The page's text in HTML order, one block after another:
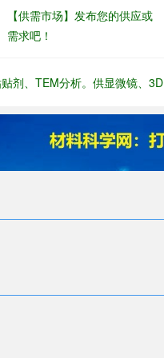
【供需市场】发布您的供应或
需求吧！
剂、TEM分析。供显微镜、3D